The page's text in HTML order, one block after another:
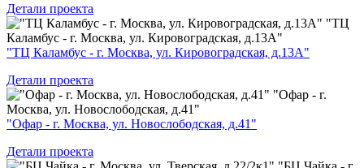
Детали проекта
"ТЦ
Каламбус - г. Москва, ул. Кировоградская, д.13А"
"ТЦ Каламбус - г. Москва, ул. Кировоградская, д.13А"
Детали проекта
"Офар - г.
Москва, ул. Новослободская, д.41"
"Офар - г. Москва, ул. Новослободская, д.41"
Детали проекта